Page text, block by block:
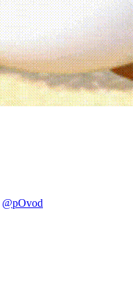
@pOvod